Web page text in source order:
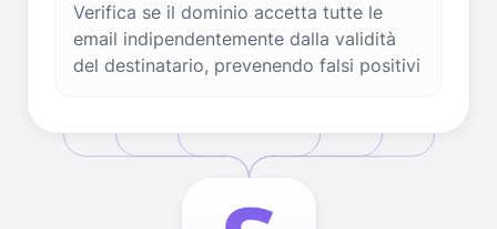
Verifica se il dominio accetta tutte le
email indipendentemente dalla validità
del destinatario, prevenendo falsi positivi